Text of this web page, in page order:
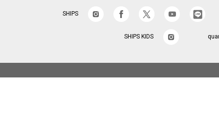
SHIPS
SHIPS KIDS